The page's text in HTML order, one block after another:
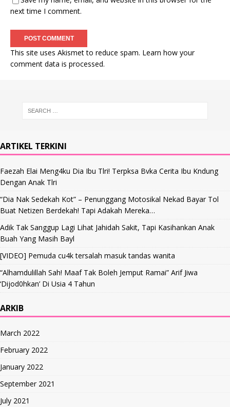
next time I comment.
This site uses Akismet to reduce spam. Learn how your
comment data is processed.
ARTIKEL TERKINI
Faezah Elai Meng4ku Dia Ibu Tlri! Terpksa Bvka Cerita Ibu Kndung
Dengan Anak Tlri
“Dia Nak Sedekah Kot” – Penunggang Motosikal Nekad Bayar Tol
Buat Netizen Berdekah! Tapi Adakah Mereka…
Adik Tak Sanggup Lagi Lihat Jahidah Sakit, Tapi Kasihankan Anak
Buah Yang Masih Bayl
[VIDEO] Pemuda cu4k tersalah masuk tandas wanita
“Alhamdulillah Sah! Maaf Tak Boleh Jemput Ramai” Arif Jiwa
‘Dijod0hkan’ Di Usia 4 Tahun
ARKIB
March 2022
February 2022
January 2022
September 2021
July 2021